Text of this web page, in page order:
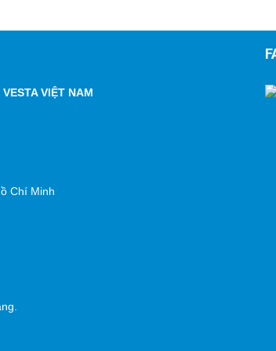
VIỆT NAM
Chí Minh